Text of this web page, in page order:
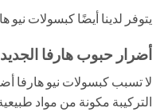
يتوفر لدينا أيضًا كبسولات نيو
أضرار حبوب هارفا
لا تسبب كبسولات نيو هارفا
التركيبة مكونة من مواد طبيعية